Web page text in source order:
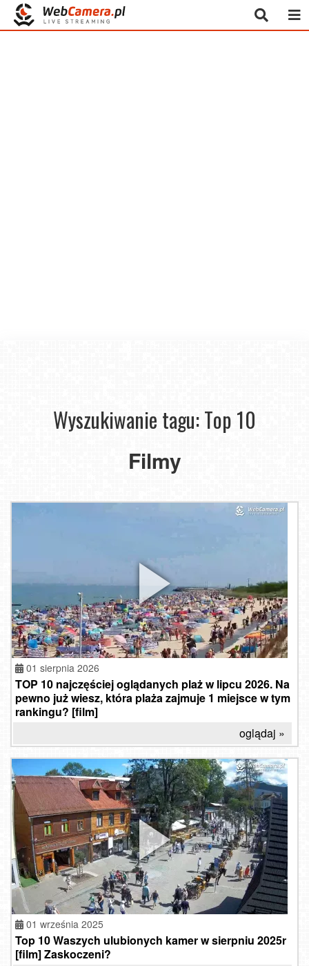
Wyszukiwanie tagu: Top 10
Filmy
01 sierpnia 2026
TOP 10 najczęściej oglądanych plaż w lipcu 2026. Na
pewno już wiesz, która plaża zajmuje 1 miejsce w tym
rankingu? [film]
oglądaj »
01 września 2025
Top 10 Waszych ulubionych kamer w sierpniu 2025r
[film] Zaskoczeni?